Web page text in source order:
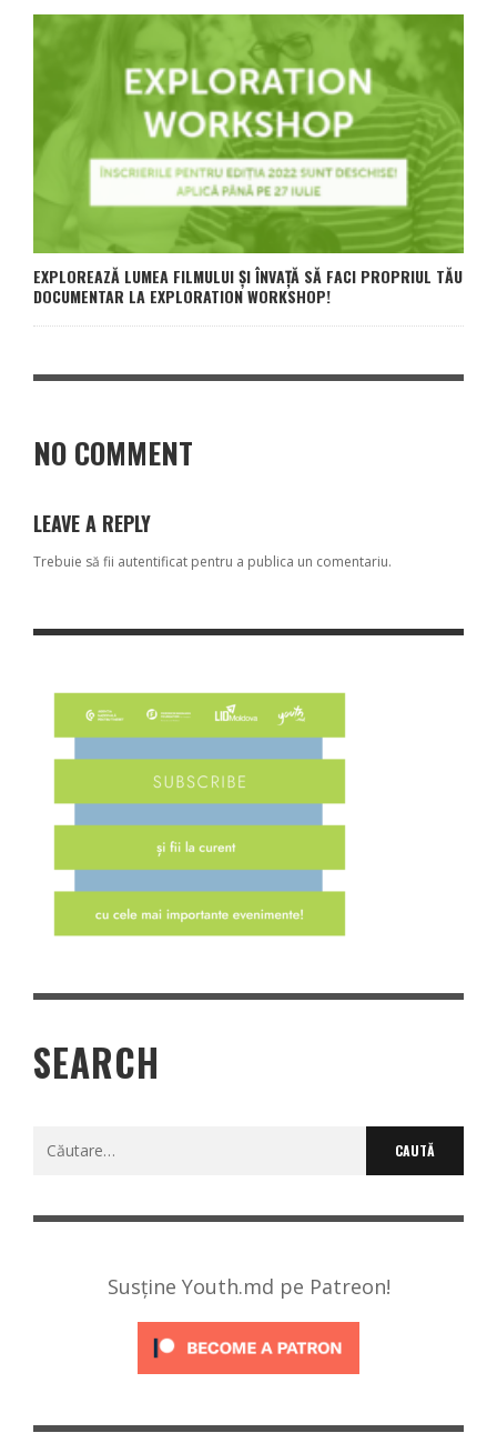
EXPLOREAZĂ LUMEA FILMULUI ȘI ÎNVAȚĂ SĂ FACI PROPRIUL TĂU
DOCUMENTAR LA EXPLORATION WORKSHOP!
NO COMMENT
LEAVE A REPLY
Trebuie să fii autentificat pentru a publica un comentariu.
SEARCH
Caută
Susține Youth.md pe Patreon!